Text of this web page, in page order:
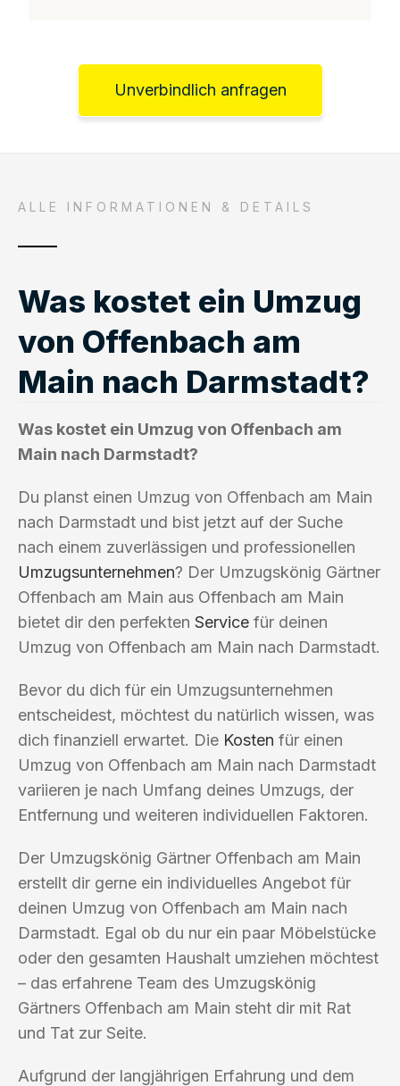
Unverbindlich anfragen
ALLE INFORMATIONEN & DETAILS
Was kostet ein Umzug
von Offenbach am
Main nach Darmstadt?
Was kostet ein Umzug von Offenbach am
Main nach Darmstadt?
Du planst einen Umzug von Offenbach am Main
nach Darmstadt und bist jetzt auf der Suche
nach einem zuverlässigen und professionellen
Umzugsunternehmen? Der Umzugskönig Gärtner
Offenbach am Main aus Offenbach am Main
bietet dir den perfekten Service für deinen
Umzug von Offenbach am Main nach Darmstadt.
Bevor du dich für ein Umzugsunternehmen
entscheidest, möchtest du natürlich wissen, was
dich finanziell erwartet. Die Kosten für einen
Umzug von Offenbach am Main nach Darmstadt
variieren je nach Umfang deines Umzugs, der
Entfernung und weiteren individuellen Faktoren.
Der Umzugskönig Gärtner Offenbach am Main
erstellt dir gerne ein individuelles Angebot für
deinen Umzug von Offenbach am Main nach
Darmstadt. Egal ob du nur ein paar Möbelstücke
oder den gesamten Haushalt umziehen möchtest
– das erfahrene Team des Umzugskönig
Gärtners Offenbach am Main steht dir mit Rat
und Tat zur Seite.
Aufgrund der langjährigen Erfahrung und dem